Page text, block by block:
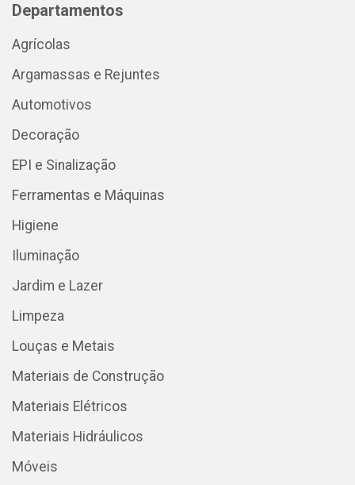
Departamentos
Agrícolas
Argamassas e Rejuntes
Automotivos
Decoração
EPI e Sinalização
Ferramentas e Máquinas
Higiene
Iluminação
Jardim e Lazer
Limpeza
Louças e Metais
Materiais de Construção
Materiais Elétricos
Materiais Hidráulicos
Móveis